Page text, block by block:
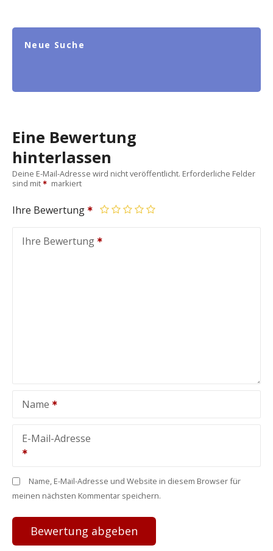
Neue Suche
Eine Bewertung
hinterlassen
Deine E-Mail-Adresse wird nicht veröffentlicht. Erforderliche Felder
sind mit
markiert
Ihre Bewertung
Ihre Bewertung
Name
E-Mail-Adresse
Name, E-Mail-Adresse und Website in diesem Browser für
meinen nächsten Kommentar speichern.